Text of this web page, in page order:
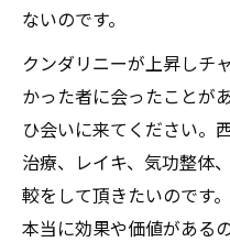
ないのです。
クンダリニーが上昇しチ
かった者に会ったことが
ひ会いに来てください。
治療、レイキ、気功整体
較をして頂きたいのです
本当に効果や価値がある